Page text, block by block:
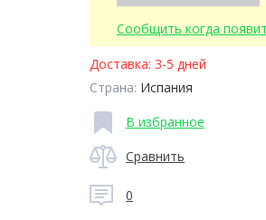
Сообщить когда
Доставка: 3-5 дней
Страна: Испания
В избранное
Сравнить
0